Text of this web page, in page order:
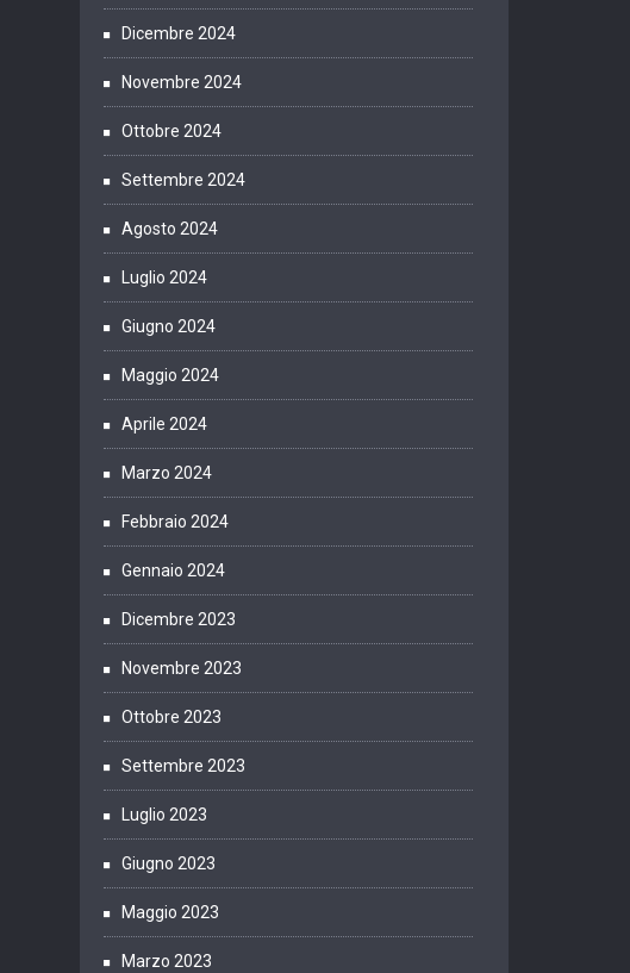
Dicembre 2024
Novembre 2024
Ottobre 2024
Settembre 2024
Agosto 2024
Luglio 2024
Giugno 2024
Maggio 2024
Aprile 2024
Marzo 2024
Febbraio 2024
Gennaio 2024
Dicembre 2023
Novembre 2023
Ottobre 2023
Settembre 2023
Luglio 2023
Giugno 2023
Maggio 2023
Marzo 2023